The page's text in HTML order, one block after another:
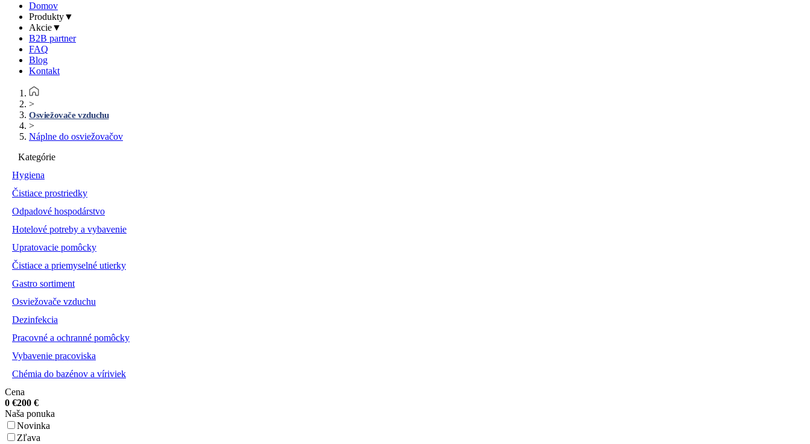
Domov
Produkty▼
Akcie▼
B2B partner
FAQ
Blog
Kontakt
>
Osviežovače vzduchu
>
Náplne do osviežovačov
Kategórie
Hygiena
Čistiace prostriedky
Odpadové hospodárstvo
Hotelové potreby a vybavenie
Upratovacie pomôcky
Čistiace a priemyselné utierky
Gastro sortiment
Osviežovače vzduchu
Dezinfekcia
Pracovné a ochranné pomôcky
Vybavenie pracoviska
Chémia do bazénov a víriviek
Cena
0 €200 €
Naša ponuka
Novinka
Zľava